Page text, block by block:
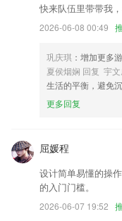
将会让你使用更加流畅，
新增视频使用教程。
众包功能优化
邀请附近的朋友进入群，
优质视频模板一键get同款
以上就是通宝下载地址的
进行打分评论，说出您的
快来队伍里带带我
2026-06-08 00:49
巩庆琪 ：增加更多
夏侯烟娴 回复 宇
生活的平衡，避免沉
更多回复
屈媛程
设计简单易懂的操
的入门门槛。
2026-06-07 19:52